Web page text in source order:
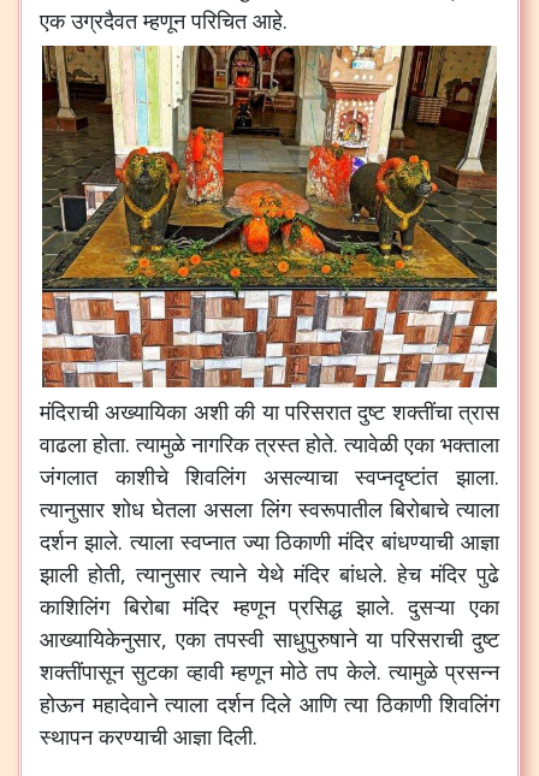
एक उग्रदैवत म्हणून परिचित आहे.
मंदिराची अख्यायिका अशी की या परिसरात दुष्ट शक्तींचा त्रास
वाढला होता.त्यामुळे नागरिक त्रस्त होते.त्यावेळी एका भक्ताला
जंगलात
काशीचे शिवलिंग असल्याचा स्वप्नदृष्टांत झाला.
त्यानुसार शोध घेतला असला लिंग स्वरूपातील बिरोबाचे त्याला
दर्शन झाले.त्याला स्वप्नात ज्या ठिकाणी मंदिर बांधण्याची आज्ञा
झाली होती,त्यानुसार त्याने येथे मंदिर बांधले.हेच मंदिर पुढे
काशिलिंग बिरोबा मंदिर म्हणून प्रसिद्ध झाले.दुसऱ्या एका
आख्यायिकेनुसार,एका तपस्वी साधुपुरुषाने या परिसराची दुष्ट
शक्तींपासून सुटका व्हावी म्हणून मोठे तप केले.त्यामुळे प्रसन्न
होऊन महादेवाने त्याला दर्शन दिले आणि त्या ठिकाणी शिवलिंग
स्थापन करण्याची आज्ञा दिली.